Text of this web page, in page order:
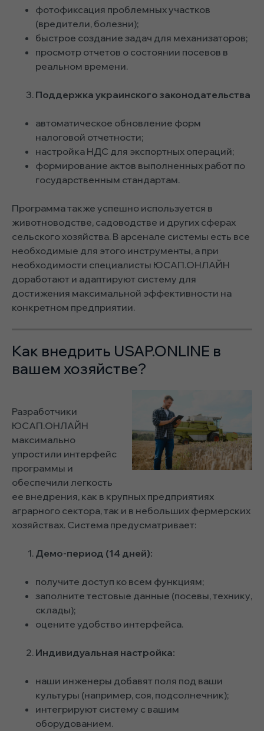
фотофиксация проблемных участков
(вредители, болезни);
быстрое создание задач для механизаторов;
просмотр отчетов о состоянии посевов в
реальном времени.
Поддержка украинского законодательства
автоматическое обновление форм
налоговой отчетности;
настройка НДС для экспортных операций;
формирование актов выполненных работ по
государственным стандартам.
Программа также успешно используется в
животноводстве, садоводстве и других сферах
сельского хозяйства. В арсенале системы есть все
необходимые для этого инструменты, а при
необходимости специалисты ЮСАП.ОНЛАЙН
доработают и адаптируют систему для
достижения максимальной эффективности на
конкретном предприятии.
Как внедрить USAP.ONLINE в
вашем хозяйстве?
Разработчики
ЮСАП.ОНЛАЙН
максимально
упростили интерфейс
программы и
обеспечили легкость
ее внедрения, как в крупных предприятиях
аграрного сектора, так и в небольших фермерских
хозяйствах. Система предусматривает:
Демо-период (14 дней):
получите доступ ко всем функциям;
заполните тестовые данные (посевы, технику,
склады);
оцените удобство интерфейса.
Индивидуальная настройка:
наши инженеры добавят поля под ваши
культуры (например, соя, подсолнечник);
интегрируют систему с вашим
оборудованием.